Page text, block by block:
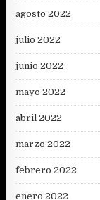
agosto 2022
julio 2022
junio 2022
mayo 2022
abril 2022
marzo 2022
febrero 2022
enero 2022